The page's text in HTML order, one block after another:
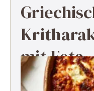
mit Feta